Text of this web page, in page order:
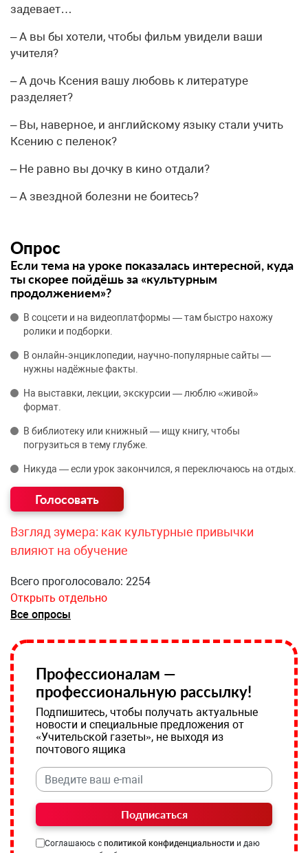
задевает…
– А вы бы хотели, чтобы фильм увидели ваши
учителя?
– А дочь Ксения вашу любовь к литературе
разделяет?
– Вы, наверное, и английскому языку стали учить
Ксению с пеленок?
– Не равно вы дочку в кино отдали?
– А звездной болезни не боитесь?
Опрос
Если тема на уроке показалась интересной, куда
ты скорее пойдёшь за «культурным
продолжением»?
В соцсети и на видеоплатформы — там быстро нахожу
ролики и подборки.
В онлайн‑энциклопедии, научно‑популярные сайты —
нужны надёжные факты.
На выставки, лекции, экскурсии — люблю «живой»
формат.
В библиотеку или книжный — ищу книгу, чтобы
погрузиться в тему глубже.
Никуда — если урок закончился, я переключаюсь на отдых.
Взгляд зумера: как культурные привычки
влияют на обучение
Всего проголосовало: 2254
Открыть отдельно
Все опросы
Профессионалам —
профессиональную рассылку!
Подпишитесь, чтобы получать актуальные
новости и специальные предложения от
«Учительской газеты», не выходя из
почтового ящика
Подписаться
Соглашаюсь с политикой конфиденциальности и даю